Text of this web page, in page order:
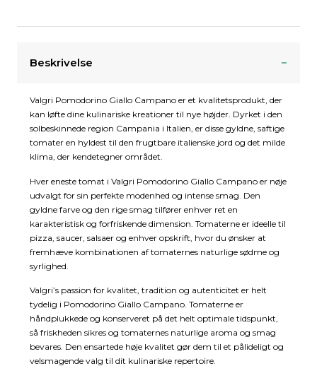
Beskrivelse
Valgri Pomodorino Giallo Campano er et kvalitetsprodukt, der
kan løfte dine kulinariske kreationer til nye højder. Dyrket i den
solbeskinnede region Campania i Italien, er disse gyldne, saftige
tomater en hyldest til den frugtbare italienske jord og det milde
klima, der kendetegner området.
Hver eneste tomat i Valgri Pomodorino Giallo Campano er nøje
udvalgt for sin perfekte modenhed og intense smag. Den
gyldne farve og den rige smag tilfører enhver ret en
karakteristisk og forfriskende dimension. Tomaterne er ideelle til
pizza, saucer, salsaer og enhver opskrift, hvor du ønsker at
fremhæve kombinationen af tomaternes naturlige sødme og
syrlighed.
Valgri’s passion for kvalitet, tradition og autenticitet er helt
tydelig i Pomodorino Giallo Campano. Tomaterne er
håndplukkede og konserveret på det helt optimale tidspunkt,
så friskheden sikres og tomaternes naturlige aroma og smag
bevares. Den ensartede høje kvalitet gør dem til et pålideligt og
velsmagende valg til dit kulinariske repertoire.